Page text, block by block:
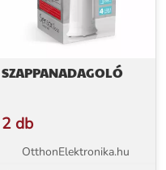
SZAPPANADAGOLÓ
2 db
OtthonElektronika.hu